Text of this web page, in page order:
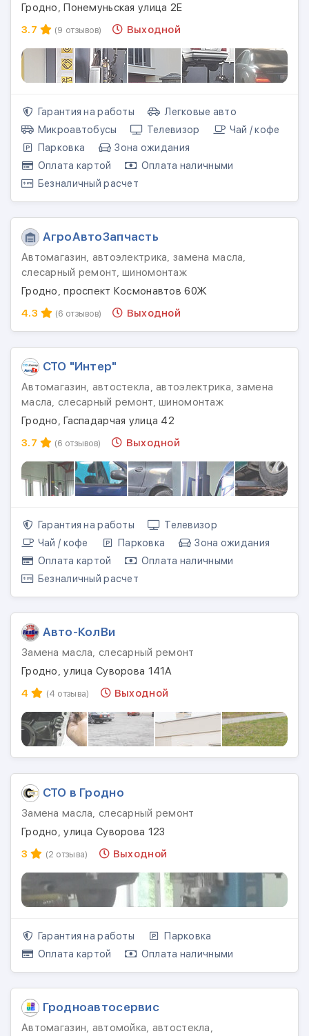
Гродно, Понемуньская улица 2Е
3.7
(9 отзывов) Выходной
Гарантия на работы
Легковые авто
Микроавтобусы
Телевизор
Чай / кофе
Парковка
Зона ожидания
Оплата картой
Оплата наличными
Безналичный расчет
АгроАвтоЗапчасть
Автомагазин, автоэлектрика, замена масла,
слесарный ремонт, шиномонтаж
Гродно, проспект Космонавтов 60Ж
4.3
(6 отзывов) Выходной
СТО "Интер"
Автомагазин, автостекла, автоэлектрика, замена
масла, слесарный ремонт, шиномонтаж
Гродно, Гаспадарчая улица 42
3.7
(6 отзывов) Выходной
Гарантия на работы
Телевизор
Чай / кофе
Парковка
Зона ожидания
Оплата картой
Оплата наличными
Безналичный расчет
Авто-КолВи
Замена масла, слесарный ремонт
Гродно, улица Суворова 141А
4
(4 отзыва) Выходной
СТО в Гродно
Замена масла, слесарный ремонт
Гродно, улица Суворова 123
3
(2 отзыва) Выходной
Гарантия на работы
Парковка
Оплата картой
Оплата наличными
Гродноавтосервис
Автомагазин, автомойка, автостекла,